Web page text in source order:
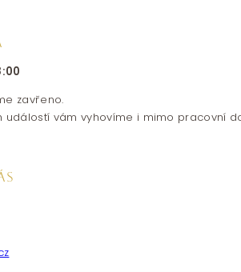
zavřeno.
událostí vám vyhovíme i mimo pracovní